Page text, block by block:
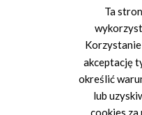
Ta
akceptację
określić
lub